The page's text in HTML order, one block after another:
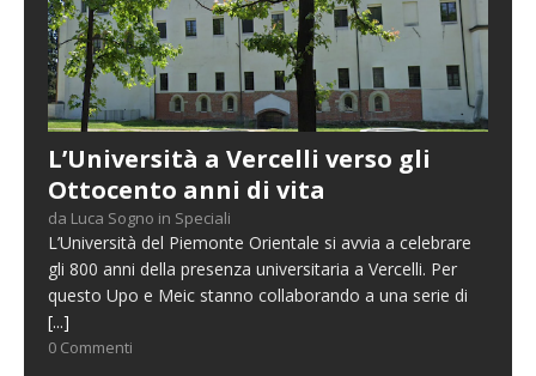
L’Università a Vercelli verso gli
Ottocento anni di vita
da Luca Sogno in Speciali
L’Università del Piemonte Orientale si avvia a celebrare
gli 800 anni della presenza universitaria a Vercelli. Per
questo Upo e Meic stanno collaborando a una serie di
[...]
0 Commenti